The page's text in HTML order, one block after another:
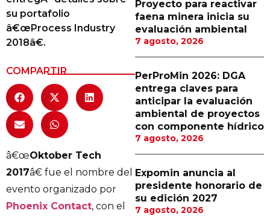
Columnas de Opinión
Designaciones
Revistas Digital
Siguenos
su portafolio
â€œProcess Industry
2018â€.
COMPARTIR
â€œOktober Tech
2017â€ fue el nombre del
evento organizado por
Phoenix Contact, con el
Proyecto para reactivar
faena minera inicia su
evaluación ambiental
7 agosto, 2026
PerProMin 2026: DGA
entrega claves para
anticipar la evaluación
ambiental de proyectos
con componente hídrico
7 agosto, 2026
Expomin anuncia al
presidente honorario de
su edición 2027
7 agosto, 2026